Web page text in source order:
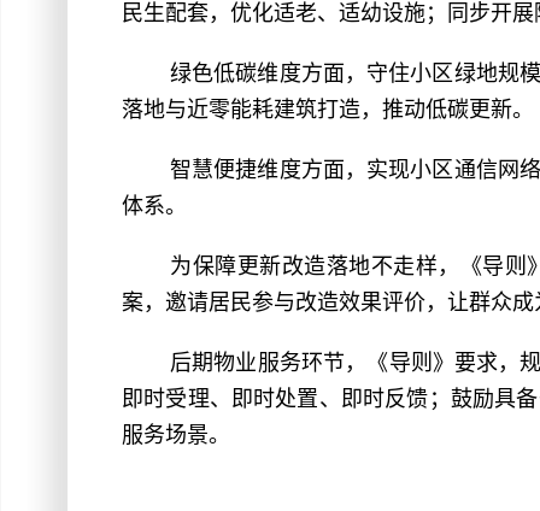
民生配套，优化适老、适幼设施；同步开
绿色低碳维度方面，守住小区绿地规
落地与近零能耗建筑打造，推动低碳更新。
智慧便捷维度方面，实现小区通信网
体系。
为保障更新改造落地不走样，《导则
案，邀请居民参与改造效果评价，让群众
后期物业服务环节，《导则》要求，
即时受理、即时处置、即时反馈；鼓励具
服务场景。